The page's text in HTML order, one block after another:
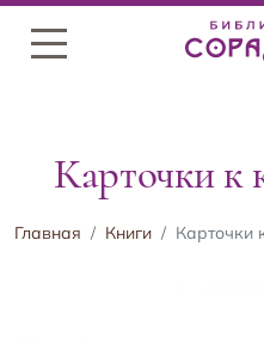
Меню
Карточки к
Главная Книги Карточки